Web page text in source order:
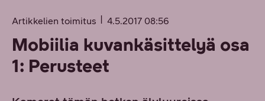
Artikkelien toimitus 4.5.2017 08:56
Mobiilia kuvankäsittelyä osa
1: Perusteet